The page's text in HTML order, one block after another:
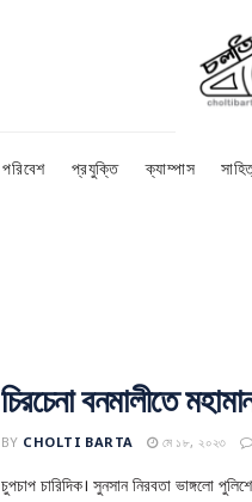
পরিবেশ প্রযুক্তি ক্যাম্পাস
চিরচেনা বনমালীতে
BY CHOLTI BARTA মে ১৮, ২০২৩
চুপচাপ চারিদিক। সুনসান নিরবতা ভাঙ্গলো